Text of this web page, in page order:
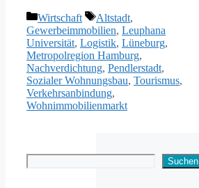
Kategorien
Wirtschaft Schlagwörter
Altstadt,
Gewerbeimmobilien, Leuphana
Universität, Logistik, Lüneburg,
Metropolregion Hamburg,
Nachverdichtung, Pendlerstadt,
Sozialer Wohnungsbau, Tourismus,
Verkehrsanbindung,
Wohnimmobilienmarkt
Suchen Suchen